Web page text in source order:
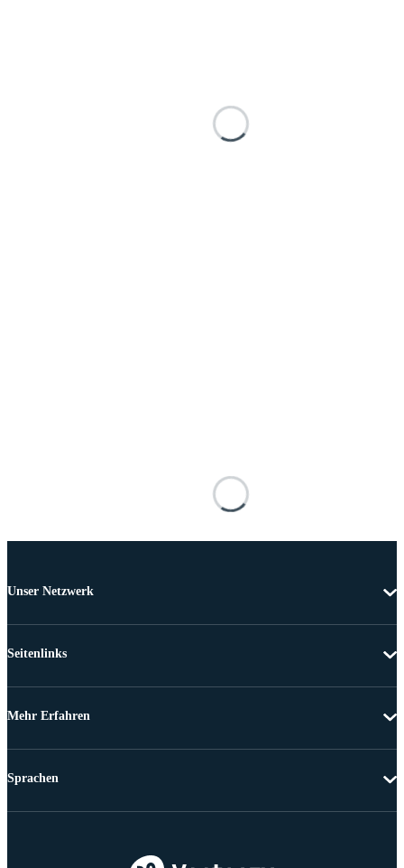
Unser Netzwerk
Seitenlinks
Mehr Erfahren
Sprachen